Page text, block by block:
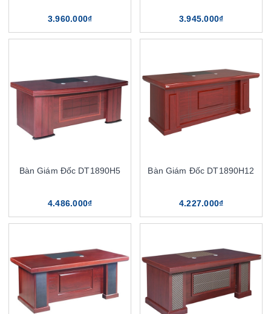
3.960.000₫ 3.945.000₫
Bàn Giám Đốc DT1890H5
4.486.000₫
Bàn Giám Đốc DT1890H12
4.227.000₫